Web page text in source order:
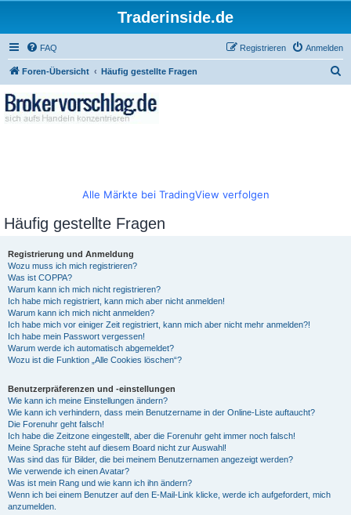
Traderinside.de
FAQ Anmelden
Registrieren
Foren-Übersicht Häufig gestellte Fragen
Alle Märkte bei TradingView verfolgen
Häufig gestellte Fragen
Registrierung und Anmeldung
Wozu muss ich mich registrieren?
Was ist COPPA?
Warum kann ich mich nicht registrieren?
Ich habe mich registriert, kann mich aber nicht anmelden!
Warum kann ich mich nicht anmelden?
Ich habe mich vor einiger Zeit registriert, kann mich aber nicht mehr anmelden?!
Ich habe mein Passwort vergessen!
Warum werde ich automatisch abgemeldet?
Wozu ist die Funktion „Alle Cookies löschen“?
Benutzerpräferenzen und -einstellungen
Wie kann ich meine Einstellungen ändern?
Wie kann ich verhindern, dass mein Benutzername in der Online-Liste auftaucht?
Die Forenuhr geht falsch!
Ich habe die Zeitzone eingestellt, aber die Forenuhr geht immer noch falsch!
Meine Sprache steht auf diesem Board nicht zur Auswahl!
Was sind das für Bilder, die bei meinem Benutzernamen angezeigt werden?
Wie verwende ich einen Avatar?
Was ist mein Rang und wie kann ich ihn ändern?
Wenn ich bei einem Benutzer auf den E-Mail-Link klicke, werde ich aufgefordert, mich
anzumelden.